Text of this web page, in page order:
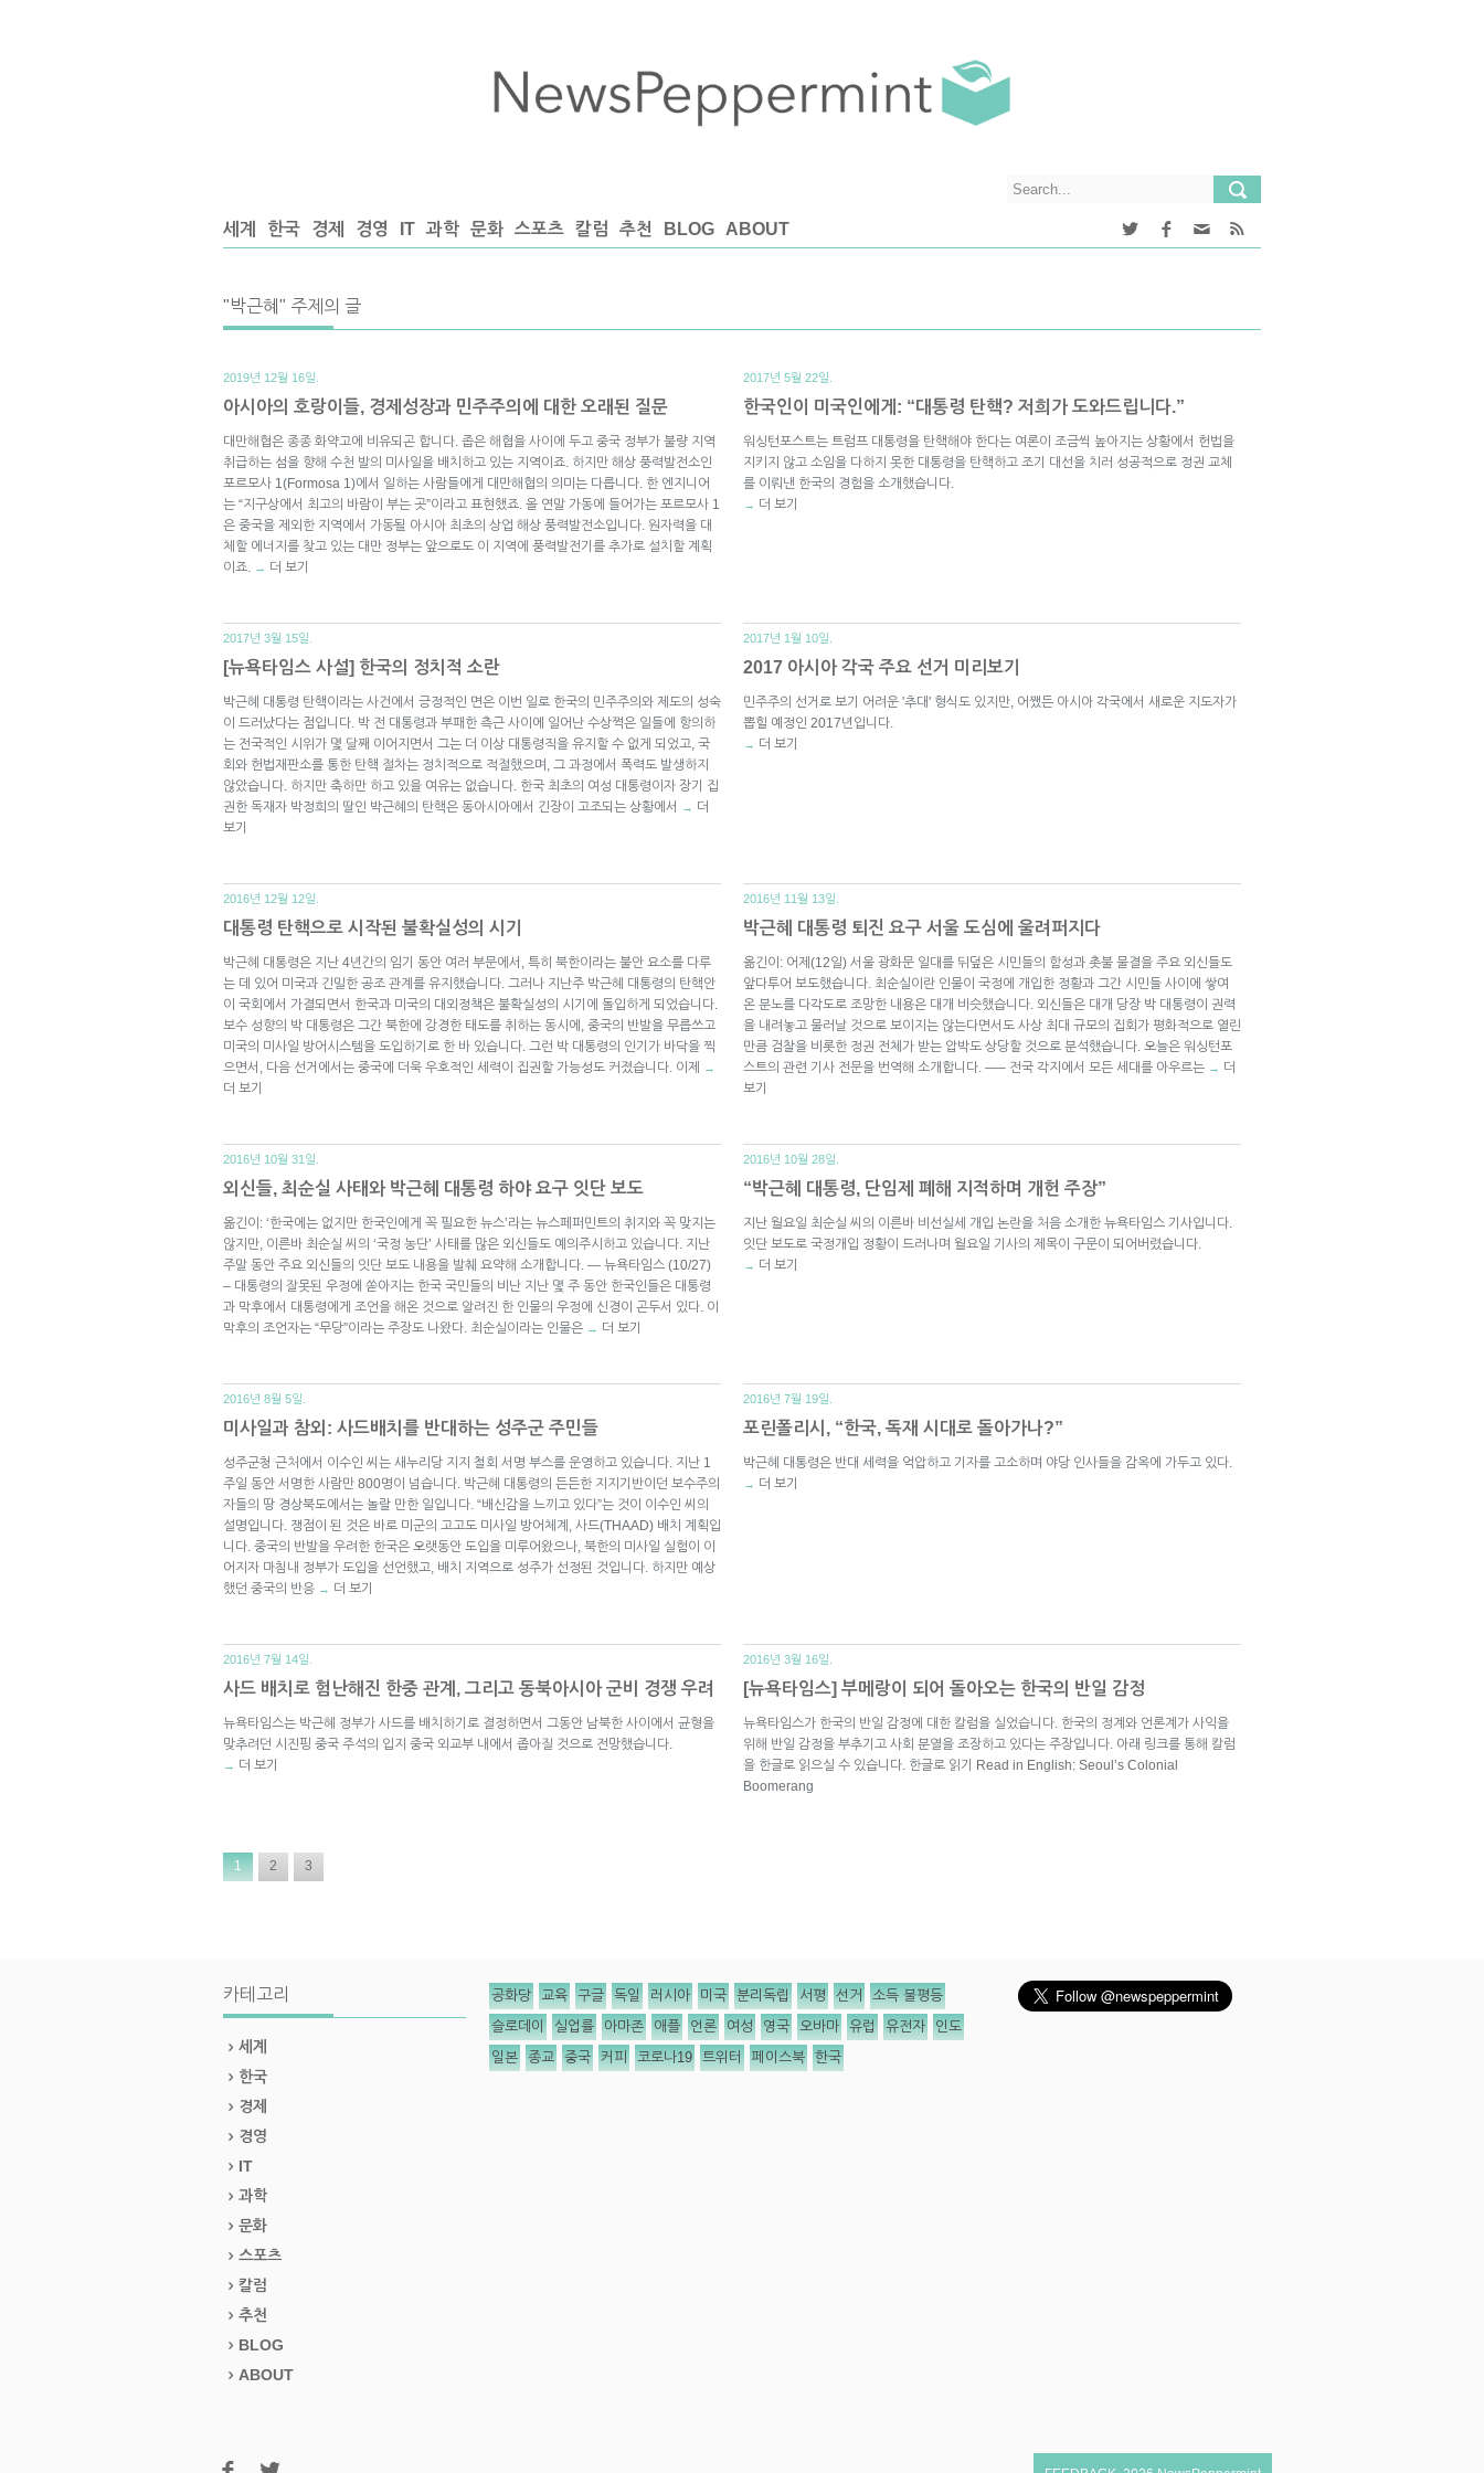
세계 한국 경제 경영 IT 과학 문화 스포츠 칼럼 추천 BLOG ABOUT
"박근혜" 주제의 글
2019년 12월 16일.
아시아의 호랑이들, 경제성장과 민주주의에 대한 오래된 질문
대만해협은 종종 화약고에 비유되곤 합니다. 좁은 해협을 사이에 두고 중국 정부가 불량 지역
취급하는 섬을 향해 수천 발의 미사일을 배치하고 있는 지역이죠. 하지만 해상 풍력발전소인
포르모사 1(Formosa 1)에서 일하는 사람들에게 대만해협의 의미는 다릅니다. 한 엔지니어
는 “지구상에서 최고의 바람이 부는 곳”이라고 표현했죠. 올 연말 가동에 들어가는 포르모사 1
은 중국을 제외한 지역에서 가동될 아시아 최초의 상업 해상 풍력발전소입니다. 원자력을 대
체할 에너지를 찾고 있는 대만 정부는 앞으로도 이 지역에 풍력발전기를 추가로 설치할 계획
이죠. → 더 보기
2017년 5월 22일.
한국인이 미국인에게: “대통령 탄핵? 저희가 도와드립니다.”
워싱턴포스트는 트럼프 대통령을 탄핵해야 한다는 여론이 조금씩 높아지는 상황에서 헌법을
지키지 않고 소임을 다하지 못한 대통령을 탄핵하고 조기 대선을 치러 성공적으로 정권 교체
를 이뤄낸 한국의 경험을 소개했습니다.
→ 더 보기
2017년 3월 15일.
[뉴욕타임스 사설] 한국의 정치적 소란
박근혜 대통령 탄핵이라는 사건에서 긍정적인 면은 이번 일로 한국의 민주주의와 제도의 성숙
이 드러났다는 점입니다. 박 전 대통령과 부패한 측근 사이에 일어난 수상쩍은 일들에 항의하
는 전국적인 시위가 몇 달째 이어지면서 그는 더 이상 대통령직을 유지할 수 없게 되었고, 국
회와 헌법재판소를 통한 탄핵 절차는 정치적으로 적절했으며, 그 과정에서 폭력도 발생하지
않았습니다. 하지만 축하만 하고 있을 여유는 없습니다. 한국 최초의 여성 대통령이자 장기 집
권한 독재자 박정희의 딸인 박근혜의 탄핵은 동아시아에서 긴장이 고조되는 상황에서
→ 더
보기
2017년 1월 10일.
2017 아시아 각국 주요 선거 미리보기
민주주의 선거로 보기 어려운 '추대' 형식도 있지만, 어쨌든 아시아 각국에서 새로운 지도자가
뽑힐 예정인 2017년입니다.
→ 더 보기
2016년 12월 12일.
대통령 탄핵으로 시작된 불확실성의 시기
박근혜 대통령은 지난 4년간의 임기 동안 여러 부문에서, 특히 북한이라는 불안 요소를 다루
는 데 있어 미국과 긴밀한 공조 관계를 유지했습니다. 그러나 지난주 박근혜 대통령의 탄핵안
이 국회에서 가결되면서 한국과 미국의 대외정책은 불확실성의 시기에 돌입하게 되었습니다.
보수 성향의 박 대통령은 그간 북한에 강경한 태도를 취하는 동시에, 중국의 반발을 무릅쓰고
미국의 미사일 방어시스템을 도입하기로 한 바 있습니다. 그런 박 대통령의 인기가 바닥을 찍
으면서, 다음 선거에서는 중국에 더욱 우호적인 세력이 집권할 가능성도 커졌습니다. 이제
→
더 보기
2016년 11월 13일.
박근혜 대통령 퇴진 요구 서울 도심에 울려퍼지다
옮긴이: 어제(12일) 서울 광화문 일대를 뒤덮은 시민들의 함성과 촛불 물결을 주요 외신들도
앞다투어 보도했습니다. 최순실이란 인물이 국정에 개입한 정황과 그간 시민들 사이에 쌓여
온 분노를 다각도로 조망한 내용은 대개 비슷했습니다. 외신들은 대개 당장 박 대통령이 권력
을 내려놓고 물러날 것으로 보이지는 않는다면서도 사상 최대 규모의 집회가 평화적으로 열린
만큼 검찰을 비롯한 정권 전체가 받는 압박도 상당할 것으로 분석했습니다. 오늘은 워싱턴포
스트의 관련 기사 전문을 번역해 소개합니다. —– 전국 각지에서 모든 세대를 아우르는 → 더
보기
2016년 10월 31일.
외신들, 최순실 사태와 박근혜 대통령 하야 요구 잇단 보도
옮긴이: ‘한국에는 없지만 한국인에게 꼭 필요한 뉴스’라는 뉴스페퍼민트의 취지와 꼭 맞지는
않지만, 이른바 최순실 씨의 ‘국정 농단’ 사태를 많은 외신들도 예의주시하고 있습니다. 지난
주말 동안 주요 외신들의 잇단 보도 내용을 발췌 요약해 소개합니다. — 뉴욕타임스 (10/27)
– 대통령의 잘못된 우정에 쏟아지는 한국 국민들의 비난 지난 몇 주 동안 한국인들은 대통령
과 막후에서 대통령에게 조언을 해온 것으로 알려진 한 인물의 우정에 신경이 곤두서 있다. 이
막후의 조언자는 “무당”이라는 주장도 나왔다. 최순실이라는 인물은 → 더 보기
2016년 10월 28일.
“박근혜 대통령, 단임제 폐해 지적하며 개헌 주장”
지난 월요일 최순실 씨의 이른바 비선실세 개입 논란을 처음 소개한 뉴욕타임스 기사입니다.
잇단 보도로 국정개입 정황이 드러나며 월요일 기사의 제목이 구문이 되어버렸습니다.
→ 더 보기
2016년 8월 5일.
미사일과 참외: 사드배치를 반대하는 성주군 주민들
성주군청 근처에서 이수인 씨는 새누리당 지지 철회 서명 부스를 운영하고 있습니다. 지난 1
주일 동안 서명한 사람만 800명이 넘습니다. 박근혜 대통령의 든든한 지지기반이던 보수주의
자들의 땅 경상북도에서는 놀랄 만한 일입니다. “배신감을 느끼고 있다”는 것이 이수인 씨의
설명입니다. 쟁점이 된 것은 바로 미군의 고고도 미사일 방어체계, 사드(THAAD) 배치 계획입
니다. 중국의 반발을 우려한 한국은 오랫동안 도입을 미루어왔으나, 북한의 미사일 실험이 이
어지자 마침내 정부가 도입을 선언했고, 배치 지역으로 성주가 선정된 것입니다. 하지만 예상
했던 중국의 반응 → 더 보기
2016년 7월 19일.
포린폴리시, “한국, 독재 시대로 돌아가나?”
박근혜 대통령은 반대 세력을 억압하고 기자를 고소하며 야당 인사들을 감옥에 가두고 있다.
→ 더 보기
2016년 7월 14일.
사드 배치로 험난해진 한중 관계, 그리고 동북아시아 군비 경쟁 우려
뉴욕타임스는 박근혜 정부가 사드를 배치하기로 결정하면서 그동안 남북한 사이에서 균형을
맞추려던 시진핑 중국 주석의 입지 중국 외교부 내에서 좁아질 것으로 전망했습니다.
→ 더 보기
2016년 3월 16일.
[뉴욕타임스] 부메랑이 되어 돌아오는 한국의 반일 감정
뉴욕타임스가 한국의 반일 감정에 대한 칼럼을 실었습니다. 한국의 정계와 언론계가 사익을
위해 반일 감정을 부추기고 사회 분열을 조장하고 있다는 주장입니다. 아래 링크를 통해 칼럼
을 한글로 읽으실 수 있습니다. 한글로 읽기 Read in English: Seoul’s Colonial
Boomerang
1 2 3
카테고리
세계
한국
경제
경영
IT
과학
문화
스포츠
칼럼
추천
BLOG
ABOUT
공화당 교육 구글 독일 러시아 미국 분리독립 서평 선거 소득 불평등
슬로데이 실업률 아마존 애플 언론 여성 영국 오바마 유럽 유전자 인도
일본 종교 중국 커피 코로나19 트위터 페이스북 한국